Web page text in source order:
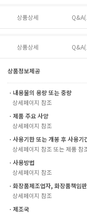
상품상세
상품상세
상품정보제공
ㆍ내용물의 용량 또는 중량
상세페이지 참조
ㆍ제품 주요 사양
상세페이지 참조
ㆍ사용기한 또는 개봉 후 사용기
상세페이지 참조 또는 제품 참
ㆍ사용방법
상세페이지 참조
ㆍ화장품제조업자, 화장품책임
상세페이지 참조
ㆍ제조국